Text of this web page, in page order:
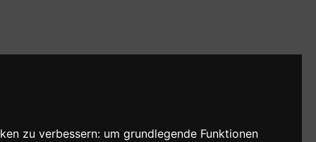
zu verbessern: um grundlegende Funktionen